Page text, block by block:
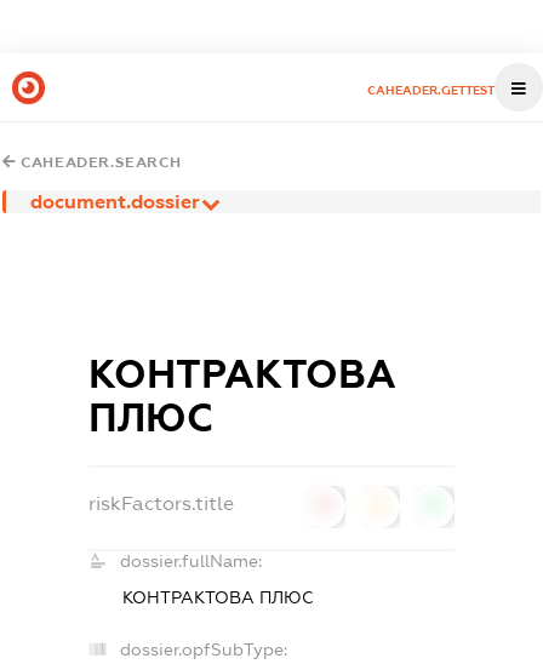
CAHEADER.GETTEST
CAHEADER.SEARCH
document.dossier
КОНТРАКТОВА
ПЛЮС
riskFactors.title
dossier.fullName:
КОНТРАКТОВА ПЛЮС
dossier.opfSubType: